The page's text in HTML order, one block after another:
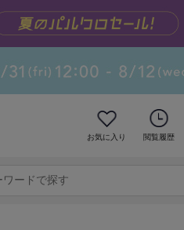
お気に入り 閲覧履歴